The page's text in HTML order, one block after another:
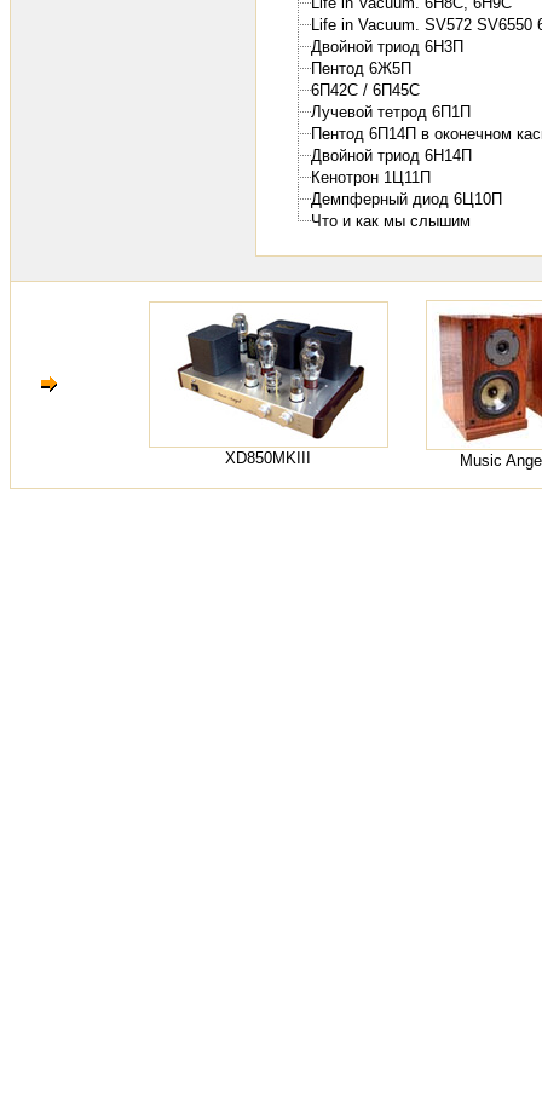
Life in Vacuum. SV572 SV6550
Двойной триод 6Н3П
Пентод 6Ж5П
6П42С / 6П45С
Лучевой тетрод 6П1П
Пентод 6П14П в оконечном
Двойной триод 6Н14П
Кенотрон 1Ц11П
Демпферный диод 6Ц10П
Что и как мы слышим
XD850MKIII Music